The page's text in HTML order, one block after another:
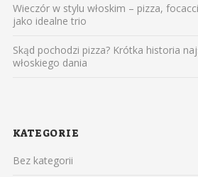
Wieczór w stylu włoskim – pizza,
jako idealne trio
Skąd pochodzi pizza? Krótka historia
włoskiego dania
KATEGORIE
Bez kategorii